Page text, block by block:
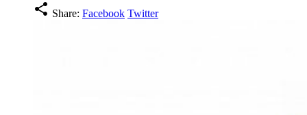
share Share: Facebook Twitter